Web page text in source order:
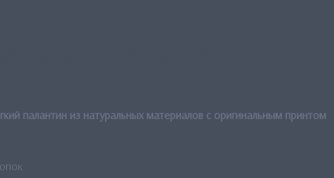
палантин из натуральных материалов с оригинальным принтом